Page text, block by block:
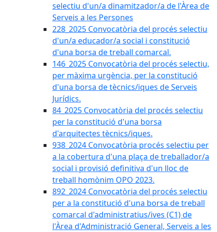
selectiu d'un/a dinamitzador/a de l'Àrea de
Serveis a les Persones
228_2025 Convocatòria del procés selectiu
d'un/a educador/a social i constitució
d'una borsa de treball comarcal.
146_2025 Convocatòria del procés selectiu,
per màxima urgència, per la constitució
d'una borsa de tècnics/iques de Serveis
Jurídics.
84_2025 Convocatòria del procés selectiu
per la constitució d'una borsa
d'arquitectes tècnics/iques.
938_2024 Convocatòria procés selectiu per
a la cobertura d'una plaça de treballador/a
social i provisió definitiva d'un lloc de
treball homònim OPO 2023.
892_2024 Convocatòria del procés selectiu
per a la constitució d'una borsa de treball
comarcal d'administratius/ives (C1) de
l'Àrea d'Administració General, Serveis a les